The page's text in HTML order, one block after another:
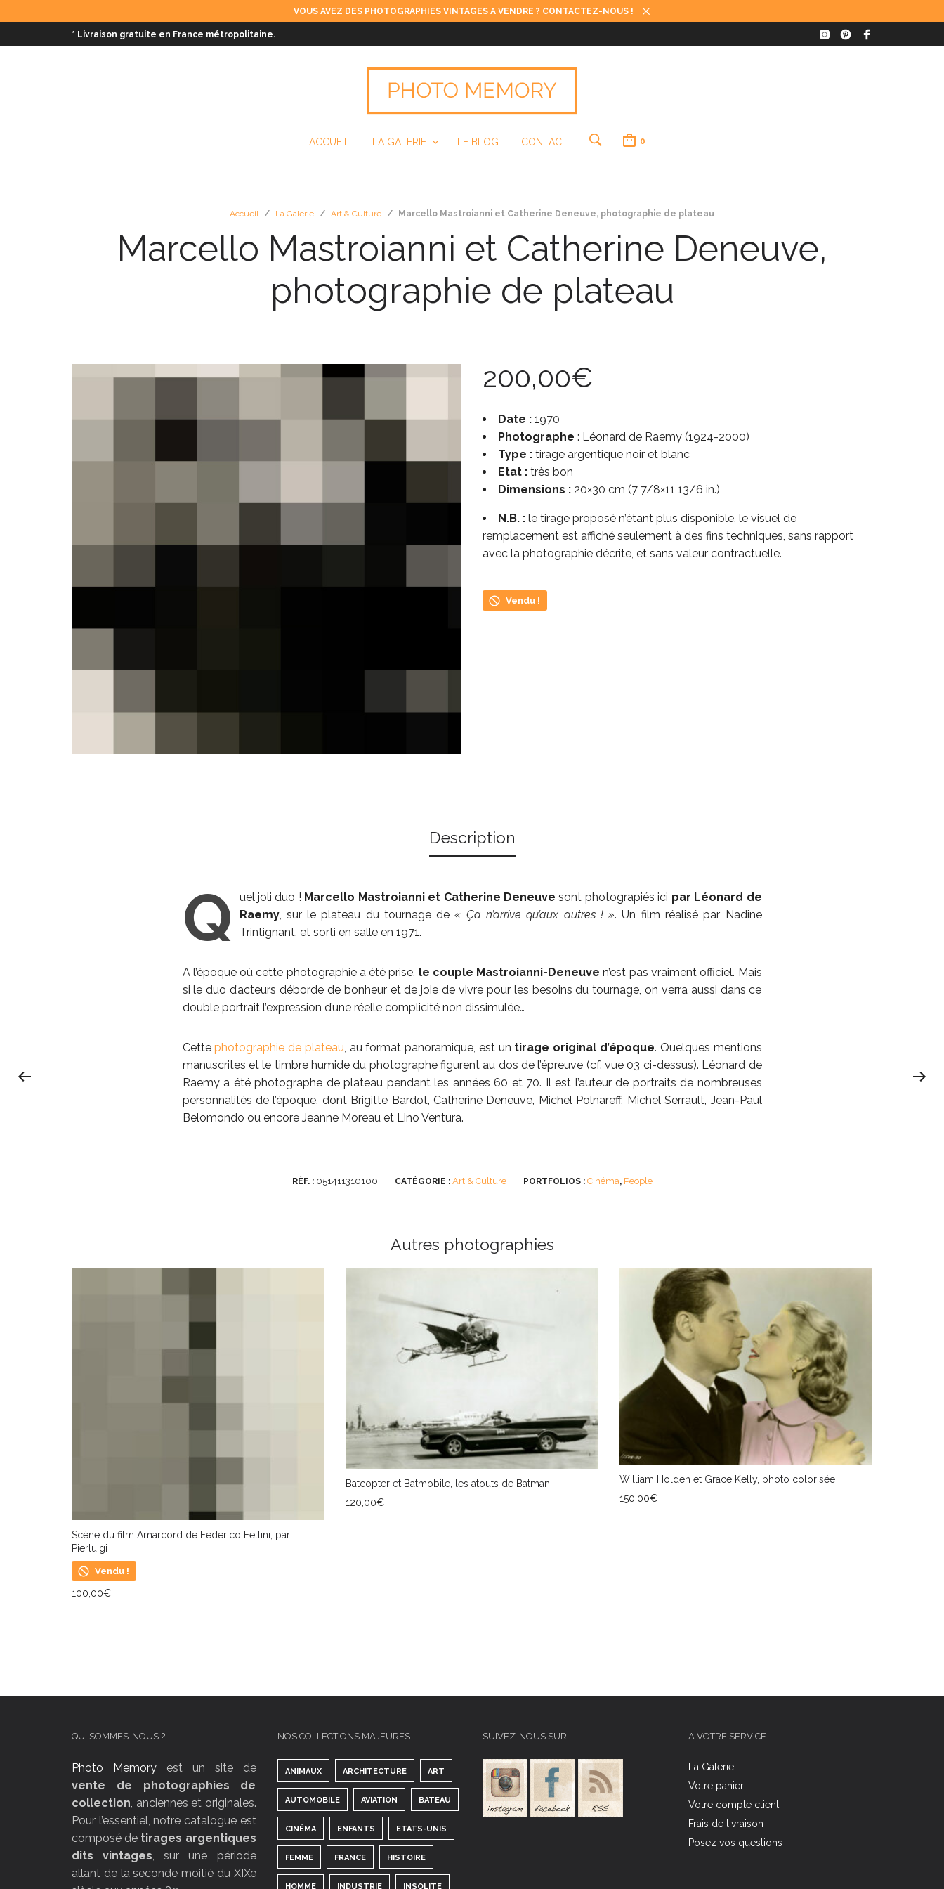
VOUS AVEZ DES PHOTOGRAPHIES VINTAGES A VENDRE ? CONTACTEZ-NOUS !
* Livraison gratuite en France métropolitaine.
ACCUEIL LA GALERIE LE BLOG CONTACT 0
Accueil / La Galerie / Art & Culture / Marcello Mastroianni et Catherine Deneuve, photographie de plateau
Marcello Mastroianni et Catherine Deneuve,
photographie de plateau
200,00€
Date : 1970
Photographe : Léonard de Raemy (1924-2000)
Type : tirage argentique noir et blanc
Etat : très bon
Dimensions : 20×30 cm (7 7/8×11 13/6 in.)
N.B. : le tirage proposé n’étant plus disponible, le visuel de
remplacement est affiché seulement à des fins techniques, sans rapport
avec la photographie décrite, et sans valeur contractuelle.
Vendu !
Description
Q uel joli duo ! Marcello Mastroianni et Catherine Deneuve sont photograpiés ici par Léonard de
Raemy, sur le plateau du tournage de« Ça n’arrive qu’aux autres ! ». Un film réalisé par Nadine
Trintignant, et sorti en salle en 1971.
A l’époque où cette photographie a été prise, le couple Mastroianni-Deneuve n’est pas vraiment officiel. Mais
si le duo d’acteurs déborde de bonheur et de joie de vivre pour les besoins du tournage, on verra aussi dans ce
double portrait l’expression d’une réelle complicité non dissimulée…
Cettephotographie de plateau , au format panoramique, est un tirage original d’époque. Quelques mentions
manuscrites et le timbre humide du photographe figurent au dos de l’épreuve (cf. vue 03 ci-dessus). Léonard de
Raemy a été photographe de plateau pendant les années 60 et 70. Il est l’auteur de portraits de nombreuses
personnalités de l’époque, dont Brigitte Bardot, Catherine Deneuve, Michel Polnareff, Michel Serrault, Jean-Paul
Belomondo ou encore Jeanne Moreau et Lino Ventura.
RÉF. : 051411310100 CATÉGORIE : Art & Culture PORTFOLIOS : Cinéma, People
Autres photographies
Scène du film Amarcord de Federico Fellini, par
Pierluigi
Vendu !
100,00€
Batcopter et Batmobile, les atouts de Batman
120,00€
William Holden et Grace Kelly, photo colorisée
150,00€
QUI SOMMES-NOUS ?
Photo Memoryest un site de
vente de photographies de
collection, anciennes et originales.
Pour l’essentiel, notre catalogue est
composé de tirages argentiques
dits vintages, sur une période
allant de la seconde moitié du XIXe
NOS COLLECTIONS MAJEURES
ANIMAUX ARCHITECTURE ART
AUTOMOBILE AVIATION BATEAU
CINÉMA ENFANTS ETATS-UNIS
FEMME FRANCE HISTOIRE
HOMME INDUSTRIE INSOLITE
SUIVEZ-NOUS SUR… A VOTRE SERVICE
La Galerie
Votre panier
Votre compte client
Frais de livraison
Posez vos questions